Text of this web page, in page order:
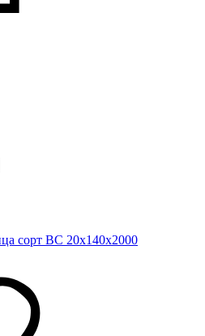
сорт BC 20х140х2000